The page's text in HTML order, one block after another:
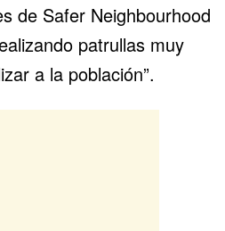
de Safer Neighbourhood
patrullas muy
a la población”.